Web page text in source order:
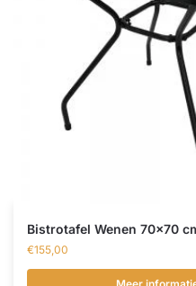
Bistrotafel Wenen 70×70
€155,00